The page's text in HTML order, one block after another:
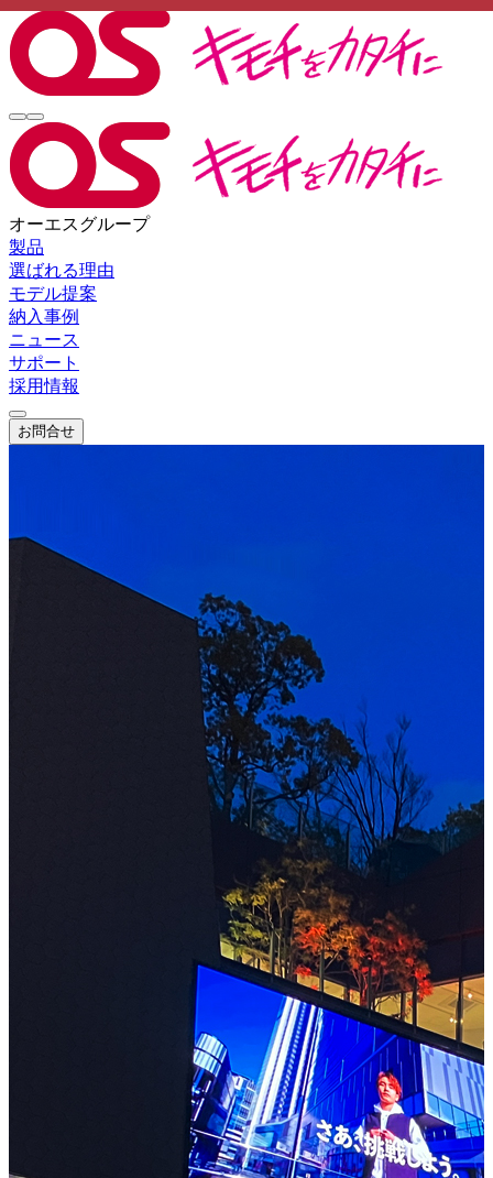
オーエスグループ
製品
選ばれる理由
モデル提案
納入事例
ニュース
サポート
採用情報
お問合せ